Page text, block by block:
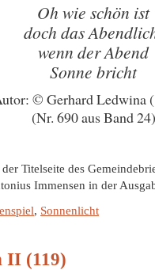
Oh wie schön ist
doch das
wenn der Abend
Sonne bricht
© Gerhard Ledwina
(Nr. 690 aus Band 24)
Titelseite des
Immensen in der
, Sonnenlicht
II (119)